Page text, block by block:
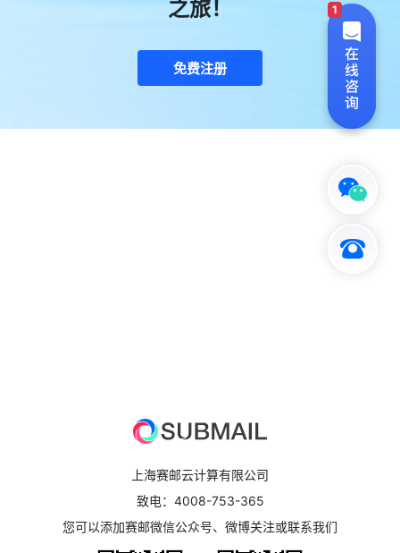
1
之旅！
免费注册
上海赛邮云计算有限公司
致电：4008-753-365
您可以添加赛邮微信公众号、微博关注或联系我们